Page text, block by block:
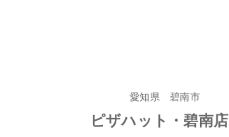
愛知県 碧南市
ピザハット・碧南店